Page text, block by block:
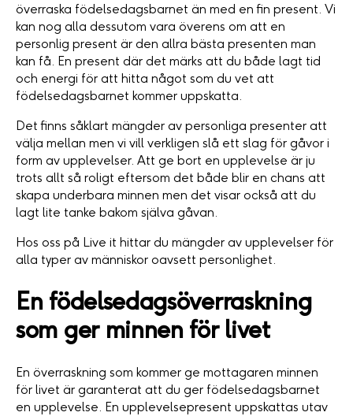
överraska födelsedagsbarnet än med en fin present. Vi
kan nog alla dessutom vara överens om att en
personlig present är den allra bästa presenten man
kan få. En present där det märks att du både lagt tid
och energi för att hitta något som du vet att
födelsedagsbarnet kommer uppskatta.
Det finns såklart mängder av personliga presenter att
välja mellan men vi vill verkligen slå ett slag för gåvor i
form av upplevelser. Att ge bort en upplevelse är ju
trots allt så roligt eftersom det både blir en chans att
skapa underbara minnen men det visar också att du
lagt lite tanke bakom själva gåvan.
Hos oss på Live it hittar du mängder av upplevelser för
alla typer av människor oavsett personlighet.
En födelsedagsöverraskning
som ger minnen för livet
En överraskning som kommer ge mottagaren minnen
för livet är garanterat att du ger födelsedagsbarnet
en upplevelse. En upplevelsepresent uppskattas utav